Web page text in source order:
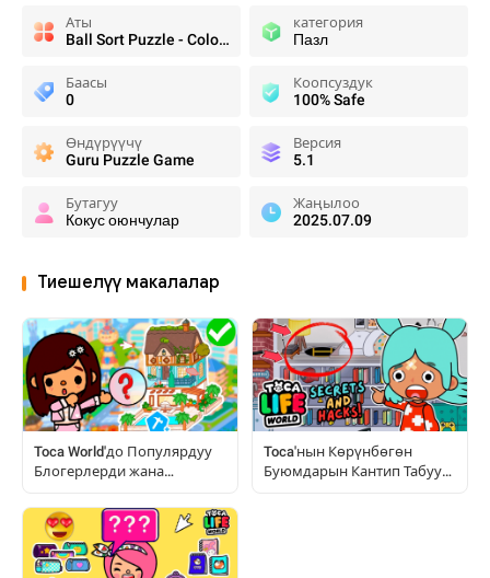
Аты
Ball Sort Puzzle - Color Game
категория
Пазл
Баасы
0
Коопсуздук
100% Safe
Өндүрүүчү
Guru Puzzle Game
Версия
5.1
Бутагуу
Кокус оюнчулар
Жаңылоо
2025.07.09
Тиешелүү макалалар
Toca World'до Популярдуу
Блогерлерди жана
Кайталаса Болот
Toca'нын Көрүнбөгөн
Буюмдарын Кантип Табуу